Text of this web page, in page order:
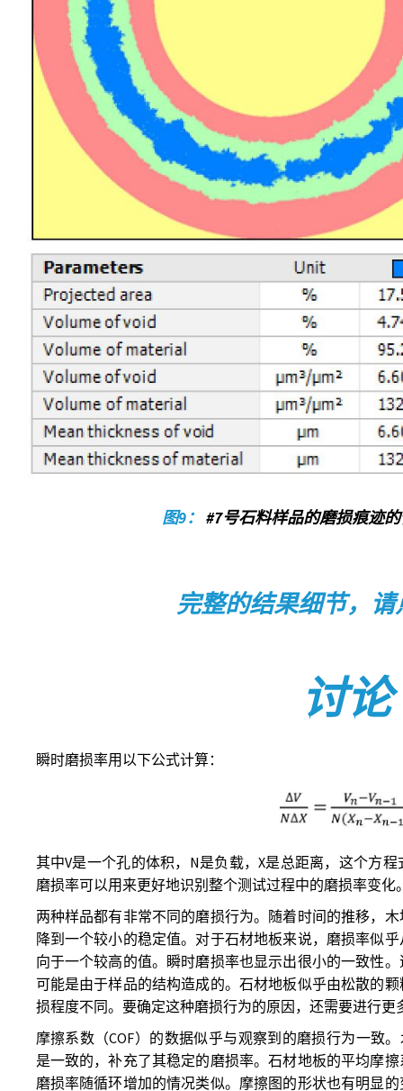
图9： #7号石料样品的磨损痕迹
完整的结果细节，
讨论
瞬时磨损率用以下公式计算：
其中V是一个孔的体积，N是负载，X是总距离，这个方
磨损率可以用来更好地识别整个测试过程中的磨损率变化
两种样品都有非常不同的磨损行为。随着时间的推移，
降到一个较小的稳定值。对于石材地板来说，磨损率似
向于一个较高的值。瞬时磨损率也显示出很小的一致性
可能是由于样品的结构造成的。石材地板似乎由松散的
损程度不同。要确定这种磨损行为的原因，还需要进行更
摩擦系数（COF）的数据似乎与观察到的磨损行为一致
是一致的，补充了其稳定的磨损率。石材地板的平均摩
磨损率随循环增加的情况类似。摩擦图的形状也有明显